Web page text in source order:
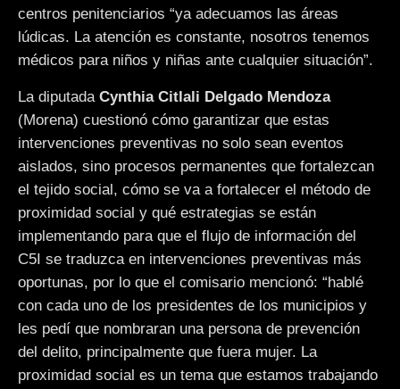
centros penitenciarios “ya adecuamos las áreas
lúdicas. La atención es constante, nosotros tenemos
médicos para niños y niñas ante cualquier situación”.
La diputada Cynthia Citlali Delgado Mendoza
(Morena) cuestionó cómo garantizar que estas
intervenciones preventivas no solo sean eventos
aislados, sino procesos permanentes que fortalezcan
el tejido social, cómo se va a fortalecer el método de
proximidad social y qué estrategias se están
implementando para que el flujo de información del
C5I se traduzca en intervenciones preventivas más
oportunas, por lo que el comisario mencionó: “hablé
con cada uno de los presidentes de los municipios y
les pedí que nombraran una persona de prevención
del delito, principalmente que fuera mujer. La
proximidad social es un tema que estamos trabajando